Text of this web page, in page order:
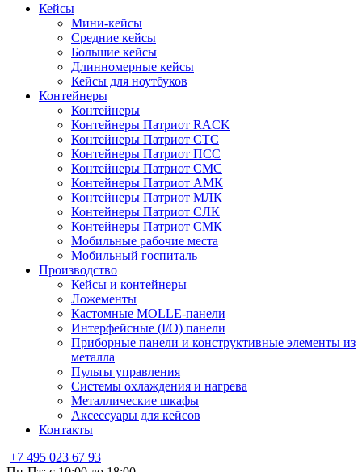
Кейсы
Мини-кейсы
Средние кейсы
Большие кейсы
Длинномерные кейсы
Кейсы для ноутбуков
Контейнеры
Контейнеры
Контейнеры Патриот RACK
Контейнеры Патриот СТС
Контейнеры Патриот ПСС
Контейнеры Патриот СМС
Контейнеры Патриот АМК
Контейнеры Патриот МЛК
Контейнеры Патриот СЛК
Контейнеры Патриот СМК
Мобильные рабочие места
Мобильный госпиталь
Производство
Кейсы и контейнеры
Ложементы
Кастомные MOLLE-панели
Интерфейсные (I/O) панели
Приборные панели и конструктивные элементы из
металла
Пульты управления
Системы охлаждения и нагрева
Металлические шкафы
Аксессуары для кейсов
Контакты
+7 495 023 67 93